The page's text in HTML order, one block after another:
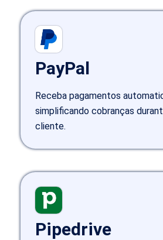
PayPal
Receba pagamentos
simplificando cobranças
cliente.
Pipedrive